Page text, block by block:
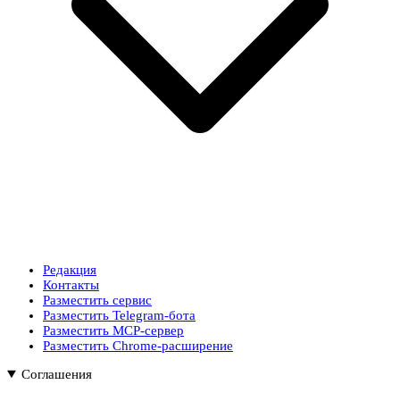
Редакция
Контакты
Разместить сервис
Разместить Telegram-бота
Разместить MCP-сервер
Разместить Chrome-расширение
Соглашения